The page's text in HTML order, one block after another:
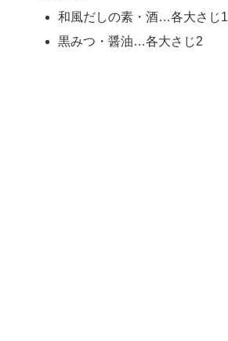
和風だしの素・酒…各大さじ1
黒みつ・醤油…各大さじ2